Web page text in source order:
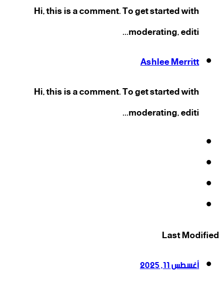
Hi, this is a comment. To get started with
moderating, editi...
Ashlee Merritt
Hi, this is a comment. To get started with
moderating, editi...
Last Modified
أغسطس 11, 2025